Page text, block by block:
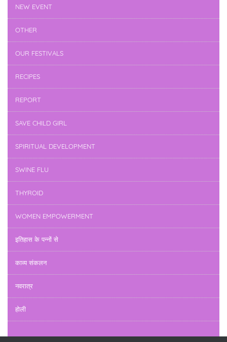
NEW EVENT
OTHER
OUR FESTIVALS
RECIPES
REPORT
SAVE CHILD GIRL
SPIRITUAL DEVELOPMENT
SWINE FLU
THYROID
WOMEN EMPOWERMENT
इतिहास के पन्नों से
काव्य संकलन
नवरात्र
होली